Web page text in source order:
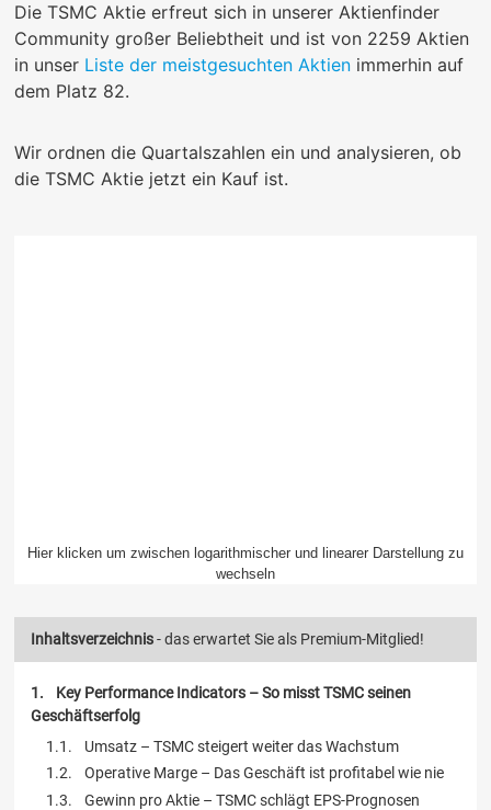
Die TSMC Aktie erfreut sich in unserer Aktienfinder
Community großer Beliebtheit und ist von 2259 Aktien
in unser Liste der meistgesuchten Aktien immerhin auf
dem Platz 82.
Wir ordnen die Quartalszahlen ein und analysieren, ob
die TSMC Aktie jetzt ein Kauf ist.
Hier klicken um zwischen logarithmischer und linearer Darstellung zu
wechseln
Inhaltsverzeichnis- das erwartet Sie als Premium-Mitglied!
Key Performance Indicators – So misst TSMC seinen
Geschäftserfolg
Umsatz – TSMC steigert weiter das Wachstum
Operative Marge – Das Geschäft ist profitabel wie nie
Gewinn pro Aktie – TSMC schlägt EPS-Prognosen